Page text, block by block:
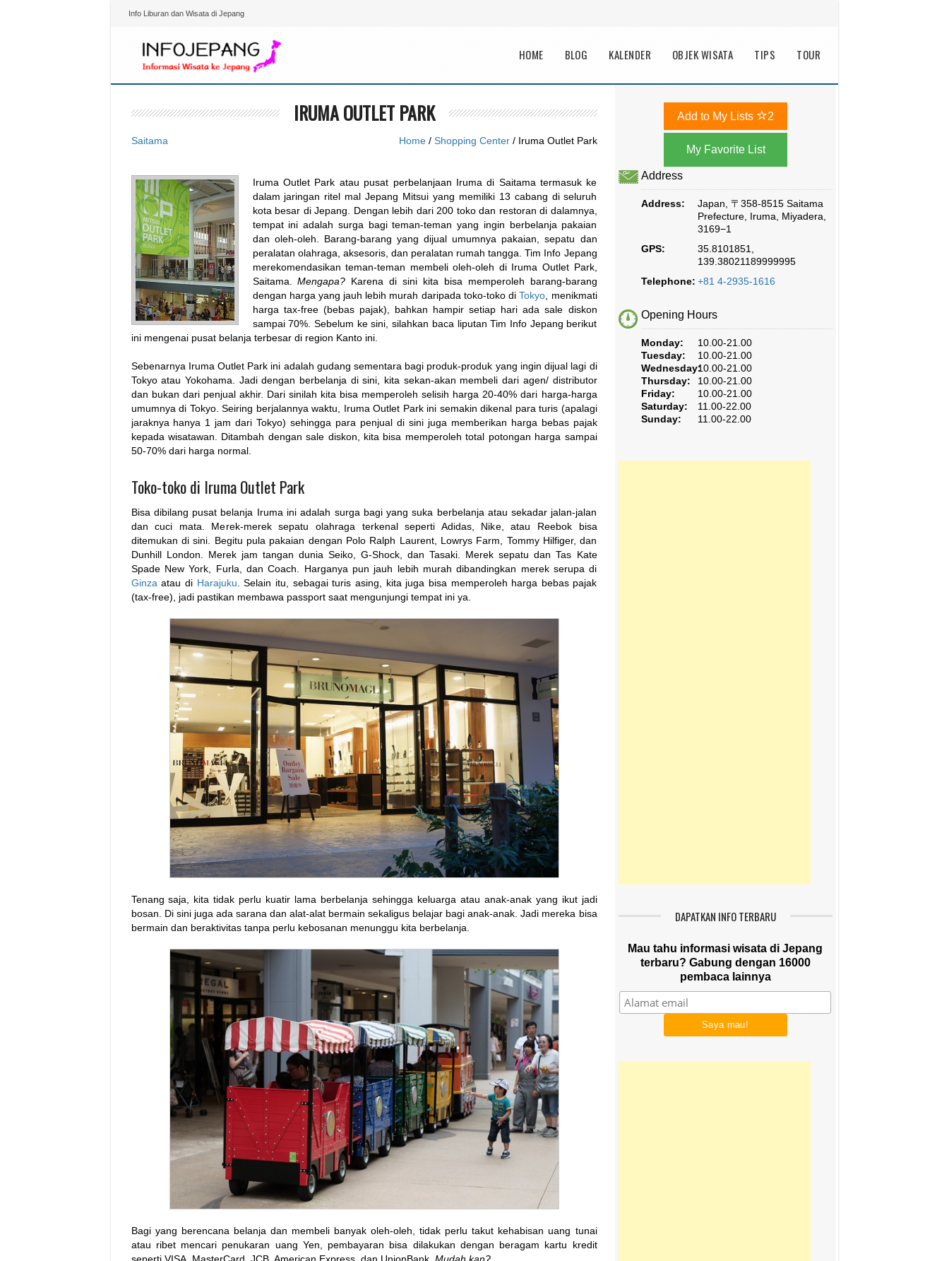
Info Liburan dan Wisata di Jepang
Main menu
HOME BLOG KALENDER OBJEK WISATA TIPS TOUR
IRUMA OUTLET PARK
Saitama Home/ Shopping Center / Iruma Outlet Park
Iruma Outlet Park atau pusat perbelanjaan Iruma di Saitama termasuk ke
dalam jaringan ritel mal Jepang Mitsui yang memiliki 13 cabang di seluruh
kota besar di Jepang. Dengan lebih dari 200 toko dan restoran di dalamnya,
tempat ini adalah surga bagi teman-teman yang ingin berbelanja pakaian
dan oleh-oleh. Barang-barang yang dijual umumnya pakaian, sepatu dan
peralatan olahraga, aksesoris, dan peralatan rumah tangga. Tim Info Jepang
merekomendasikan teman-teman membeli oleh-oleh di Iruma Outlet Park,
Saitama.Mengapa? Karena di sini kita bisa memperoleh barang-barang
dengan harga yang jauh lebih murah daripada toko-toko diTokyo , menikmati
harga tax-free (bebas pajak), bahkan hampir setiap hari ada sale diskon
sampai 70%. Sebelum ke sini, silahkan baca liputan Tim Info Jepang berikut
ini mengenai pusat belanja terbesar di region Kanto ini.
Sebenarnya Iruma Outlet Park ini adalah gudang sementara bagi produk-produk yang ingin dijual lagi di
Tokyo atau Yokohama. Jadi dengan berbelanja di sini, kita sekan-akan membeli dari agen/ distributor
dan bukan dari penjual akhir. Dari sinilah kita bisa memperoleh selisih harga 20-40% dari harga-harga
umumnya di Tokyo. Seiring berjalannya waktu, Iruma Outlet Park ini semakin dikenal para turis (apalagi
jaraknya hanya 1 jam dari Tokyo) sehingga para penjual di sini juga memberikan harga bebas pajak
kepada wisatawan. Ditambah dengan sale diskon, kita bisa memperoleh total potongan harga sampai
50-70% dari harga normal.
Toko-toko di Iruma Outlet Park
Bisa dibilang pusat belanja Iruma ini adalah surga bagi yang suka berbelanja atau sekadar jalan-jalan
dan cuci mata. Merek-merek sepatu olahraga terkenal seperti Adidas, Nike, atau Reebok bisa
ditemukan di sini. Begitu pula pakaian dengan Polo Ralph Laurent, Lowrys Farm, Tommy Hilfiger, dan
Dunhill London. Merek jam tangan dunia Seiko, G-Shock, dan Tasaki. Merek sepatu dan Tas Kate
Spade New York, Furla, dan Coach. Harganya pun jauh lebih murah dibandingkan merek serupa di
Ginza atau di Harajuku . Selain itu, sebagai turis asing, kita juga bisa memperoleh harga bebas pajak
(tax-free), jadi pastikan membawa passport saat mengunjungi tempat ini ya.
Tenang saja, kita tidak perlu kuatir lama berbelanja sehingga keluarga atau anak-anak yang ikut jadi
bosan. Di sini juga ada sarana dan alat-alat bermain sekaligus belajar bagi anak-anak. Jadi mereka bisa
bermain dan beraktivitas tanpa perlu kebosanan menunggu kita berbelanja.
Bagi yang berencana belanja dan membeli banyak oleh-oleh, tidak perlu takut kehabisan uang tunai
atau ribet mencari penukaran uang Yen, pembayaran bisa dilakukan dengan beragam kartu kredit
Add to My Lists 2
Address
Address:
Japan, 〒358-8515 Saitama
Prefecture, Iruma, Miyadera,
3169−1
GPS:
35.8101851,
139.38021189999995
Telephone: +81 4-2935-1616
Opening Hours
Monday:
10.00-21.00
Tuesday:
10.00-21.00
Wednesday:10.00-21.00
Thursday:
10.00-21.00
Friday:
10.00-21.00
Saturday:
11.00-22.00
Sunday:
11.00-22.00
DAPATKAN INFO TERBARU
Mau tahu informasi wisata di Jepang
terbaru? Gabung dengan 16000
pembaca lainnya